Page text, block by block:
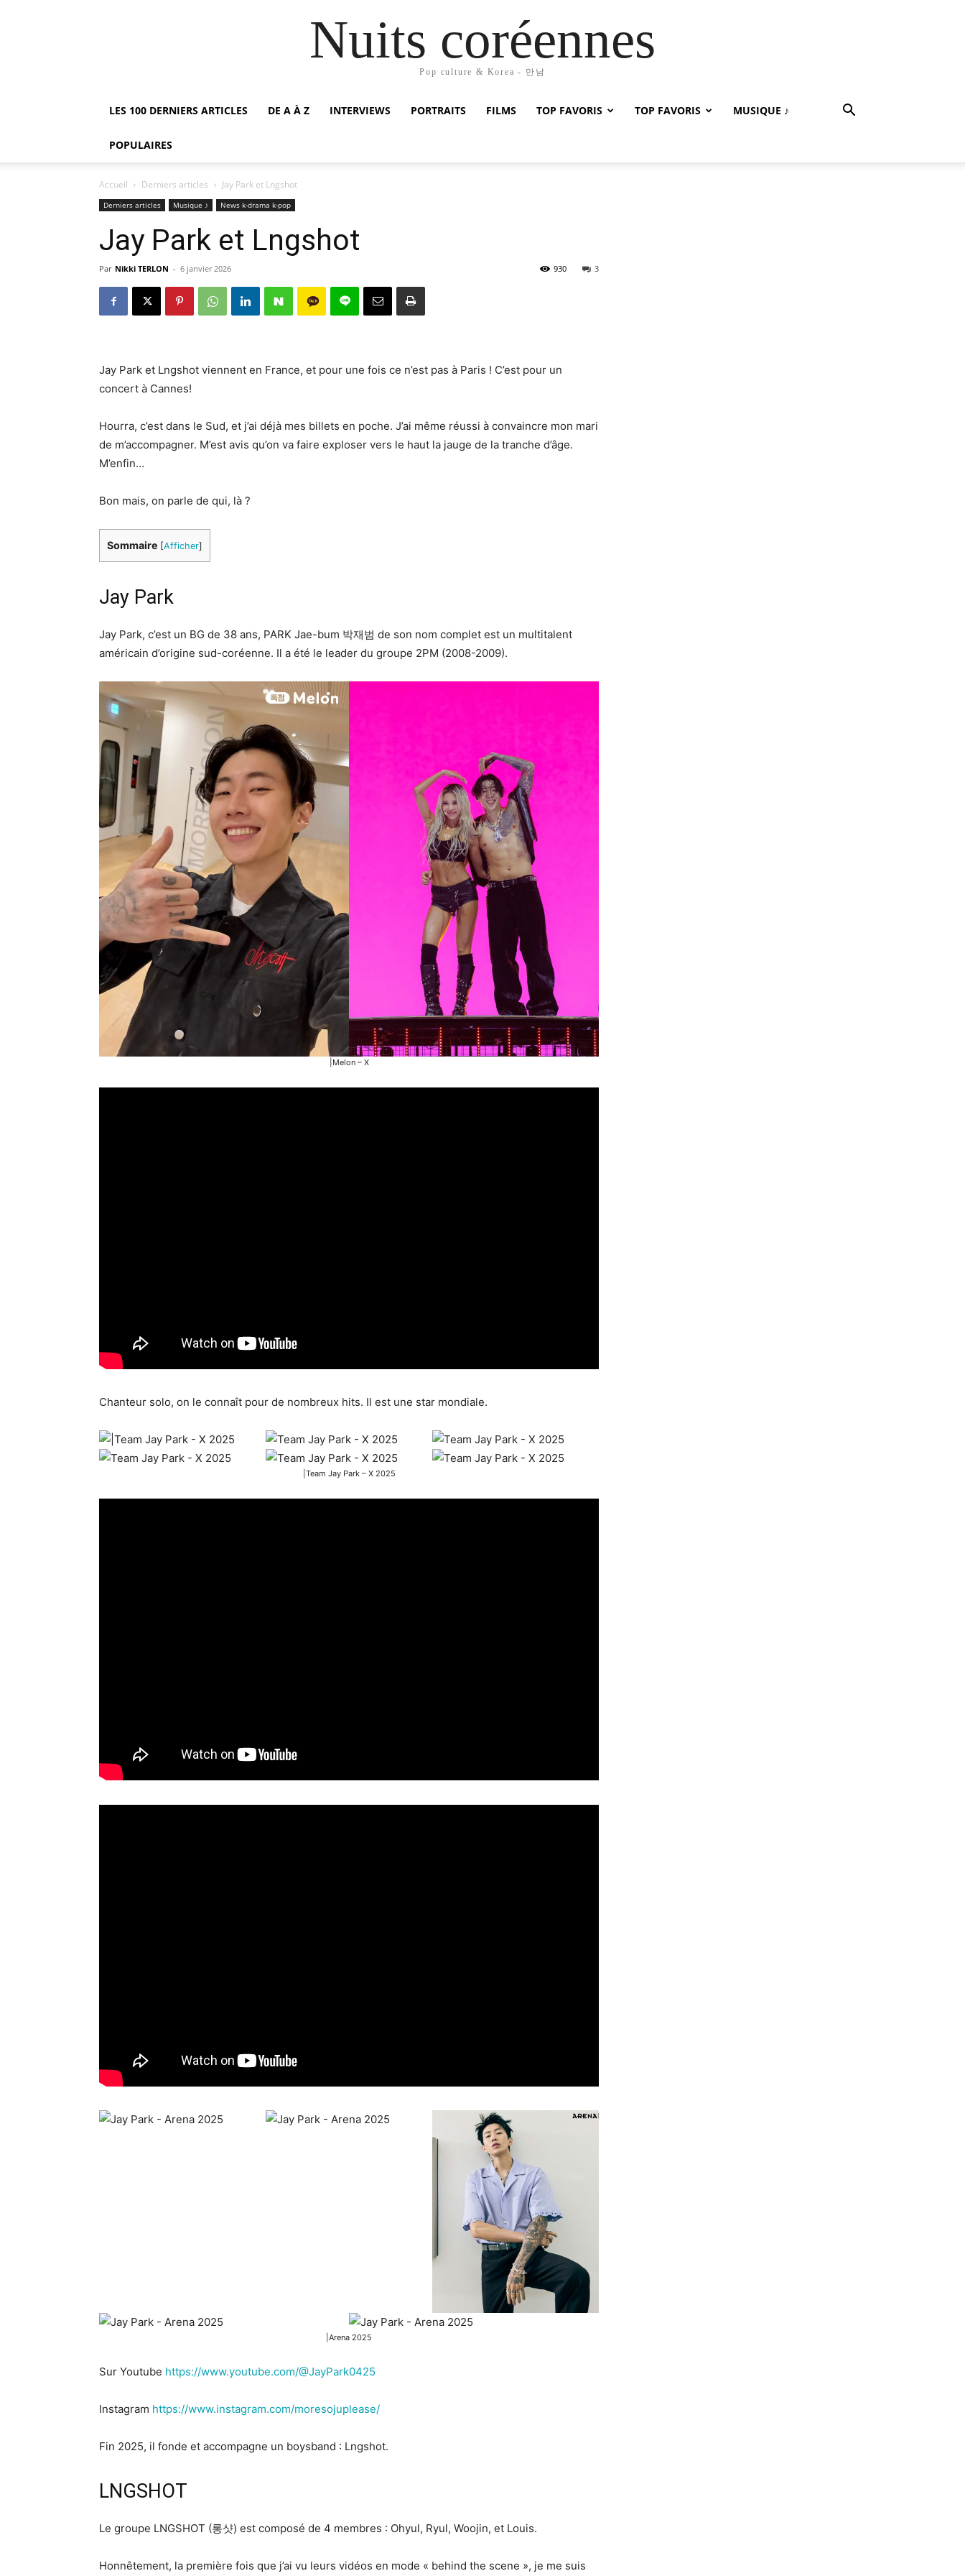
Nuits coréennes
Pop culture & Korea - 만남
LES 100 DERNIERS ARTICLES DE A À Z INTERVIEWS PORTRAITS FILMS TOP FAVORIS TOP FAVORIS MUSIQUE ♪
POPULAIRES
Accueil Derniers articles Jay Park et Lngshot
Derniers articles Musique ♪ News k-drama k-pop
Jay Park et Lngshot
Par Nikki TERLON - 6 janvier 2026 3
930
Jay Park et Lngshot viennent en France, et pour une fois ce n’est pas à Paris ! C’est pour un
concert à Cannes!
Hourra, c’est dans le Sud, et j’ai déjà mes billets en poche. J’ai même réussi à convaincre mon mari
de m’accompagner. M’est avis qu’on va faire exploser vers le haut la jauge de la tranche d’âge.
M’enfin…
Bon mais, on parle de qui, là ?
Sommaire [Afficher]
Jay Park
Jay Park, c’est un BG de 38 ans, PARK Jae-bum 박재범 de son nom complet est un multitalent
américain d’origine sud-coréenne. Il a été le leader du groupe 2PM (2008-2009).
|Melon – X
Chanteur solo, on le connaît pour de nombreux hits. Il est une star mondiale.
|Team Jay Park – X 2025
|Arena 2025
Sur Youtube https://www.youtube.com/@JayPark0425
Instagram https://www.instagram.com/moresojuplease/
Fin 2025, il fonde et accompagne un boysband : Lngshot.
LNGSHOT
Le groupe LNGSHOT (롱샷) est composé de 4 membres : Ohyul, Ryul, Woojin, et Louis.
Honnêtement, la première fois que j’ai vu leurs vidéos en mode « behind the scene », je me suis